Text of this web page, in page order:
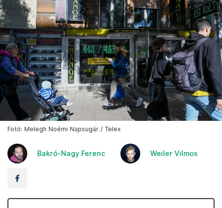
Fotó: Melegh Noémi Napsugár / Telex
Bakró-Nagy Ferenc Weiler Vilmos